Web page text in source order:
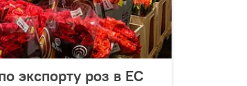
экспорту роз в ЕС